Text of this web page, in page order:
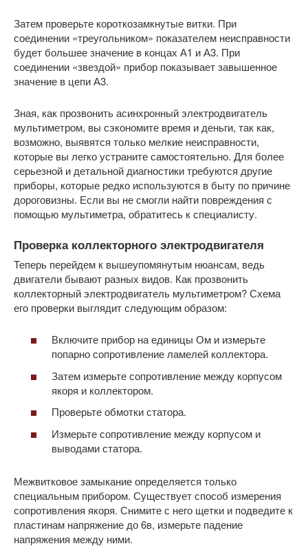
Затем проверьте короткозамкнутые витки. При
соединении «треугольником» показателем неисправности
будет большее значение в концах А1 и А3. При
соединении «звездой» прибор показывает завышенное
значение в цепи А3.
Зная, как прозвонить асинхронный электродвигатель
мультиметром, вы сэкономите время и деньги, так как,
возможно, выявятся только мелкие неисправности,
которые вы легко устраните самостоятельно. Для более
серьезной и детальной диагностики требуются другие
приборы, которые редко используются в быту по причине
дороговизны. Если вы не смогли найти повреждения с
помощью мультиметра, обратитесь к специалисту.
Проверка коллекторного электродвигателя
Теперь перейдем к вышеупомянутым нюансам, ведь
двигатели бывают разных видов. Как прозвонить
коллекторный электродвигатель мультиметром? Схема
его проверки выглядит следующим образом:
Включите прибор на единицы Ом и измерьте
попарно сопротивление ламелей коллектора.
Затем измерьте сопротивление между корпусом
якоря и коллектором.
Проверьте обмотки статора.
Измерьте сопротивление между корпусом и
выводами статора.
Межвитковое замыкание определяется только
специальным прибором. Существует способ измерения
сопротивления якоря. Снимите с него щетки и подведите к
пластинам напряжение до 6в, измерьте падение
напряжения между ними.